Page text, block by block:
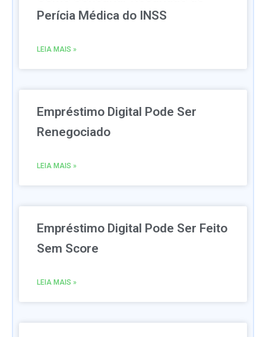
Perícia Médica do INSS
LEIA MAIS »
Empréstimo Digital Pode Ser
Renegociado
LEIA MAIS »
Empréstimo Digital Pode Ser Feito
Sem Score
LEIA MAIS »